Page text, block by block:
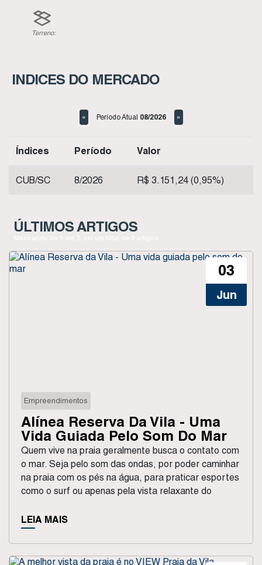
Terreno:
INDICES DO MERCADO
« Período Atual 08/2026 »
Índices Período Valor
CUB/SC 8/2026 R$ 3.151,24 (0,95%)
ÚLTIMOS ARTIGOS
03
Jun
Empreendimentos
Alínea Reserva Da Vila - Uma
Vida Guiada Pelo Som Do Mar
Quem vive na praia geralmente busca o contato com
o mar. Seja pelo som das ondas, por poder caminhar
na praia com os pés na água, para praticar esportes
como o surf ou apenas pela vista relaxante do
LEIA MAIS